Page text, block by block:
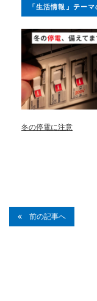
「生活情報」テーマ
冬の停電に注意
前の記事へ